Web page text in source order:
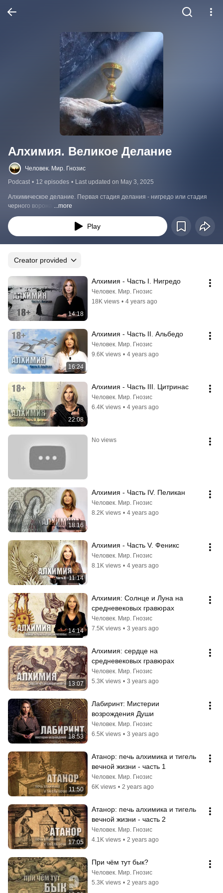
Алхимия. Великое Делание
Человек. Мир. Гнозис
Podcast • 12 episodes • Last updated on May 3, 2025
Алхимическое делание. Первая стадия делания - нигредо или стадия
черного ворона. ...more
Play
Creator provided
14:18
Алхимия - Часть I. Нигредо
Человек. Мир. Гнозис
18K views • 4 years ago
16:24
Алхимия - Часть II. Альбедо
Человек. Мир. Гнозис
9.6K views • 4 years ago
22:08
Алхимия - Часть III. Цитринас
Человек. Мир. Гнозис
6.4K views • 4 years ago
No views
18:16
Алхимия - Часть IV. Пеликан
Человек. Мир. Гнозис
8.2K views • 4 years ago
11:14
Алхимия - Часть V. Феникс
Человек. Мир. Гнозис
8.1K views • 4 years ago
14:14
Алхимия: Солнце и Луна на
средневековых гравюрах
Человек. Мир. Гнозис
7.5K views • 3 years ago
13:07
Алхимия: сердце на
средневековых гравюрах
Человек. Мир. Гнозис
5.3K views • 3 years ago
18:53
Лабиринт: Мистерии
возрождения Души
Человек. Мир. Гнозис
6.5K views • 3 years ago
11:50
Атанор: печь алхимика и тигель
вечной жизни - часть 1
Человек. Мир. Гнозис
6K views • 2 years ago
17:05
Атанор: печь алхимика и тигель
вечной жизни - часть 2
Человек. Мир. Гнозис
4.1K views • 2 years ago
При чём тут бык?
Человек. Мир. Гнозис
5.3K views • 2 years ago